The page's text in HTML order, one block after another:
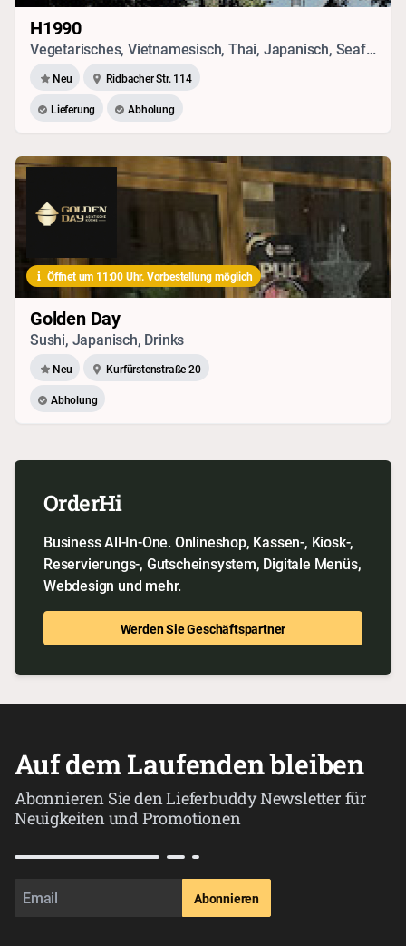
H1990
Vegetarisches, Vietnamesisch, Thai, Japanisch, Seafood, Chinesisch, Sushi
Neu Ridbacher Str. 114
Lieferung Abholung
Öffnet um 11:00 Uhr. Vorbestellung möglich
Golden Day
Sushi, Japanisch, Drinks
Neu Kurfürstenstraße 20
Abholung
OrderHi
Business All-In-One. Onlineshop, Kassen-, Kiosk-,
Reservierungs-, Gutscheinsystem, Digitale Menüs,
Webdesign und mehr.
Werden Sie Geschäftspartner
Auf dem Laufenden bleiben
Abonnieren Sie den Lieferbuddy Newsletter für
Neuigkeiten und Promotionen
Abonnieren